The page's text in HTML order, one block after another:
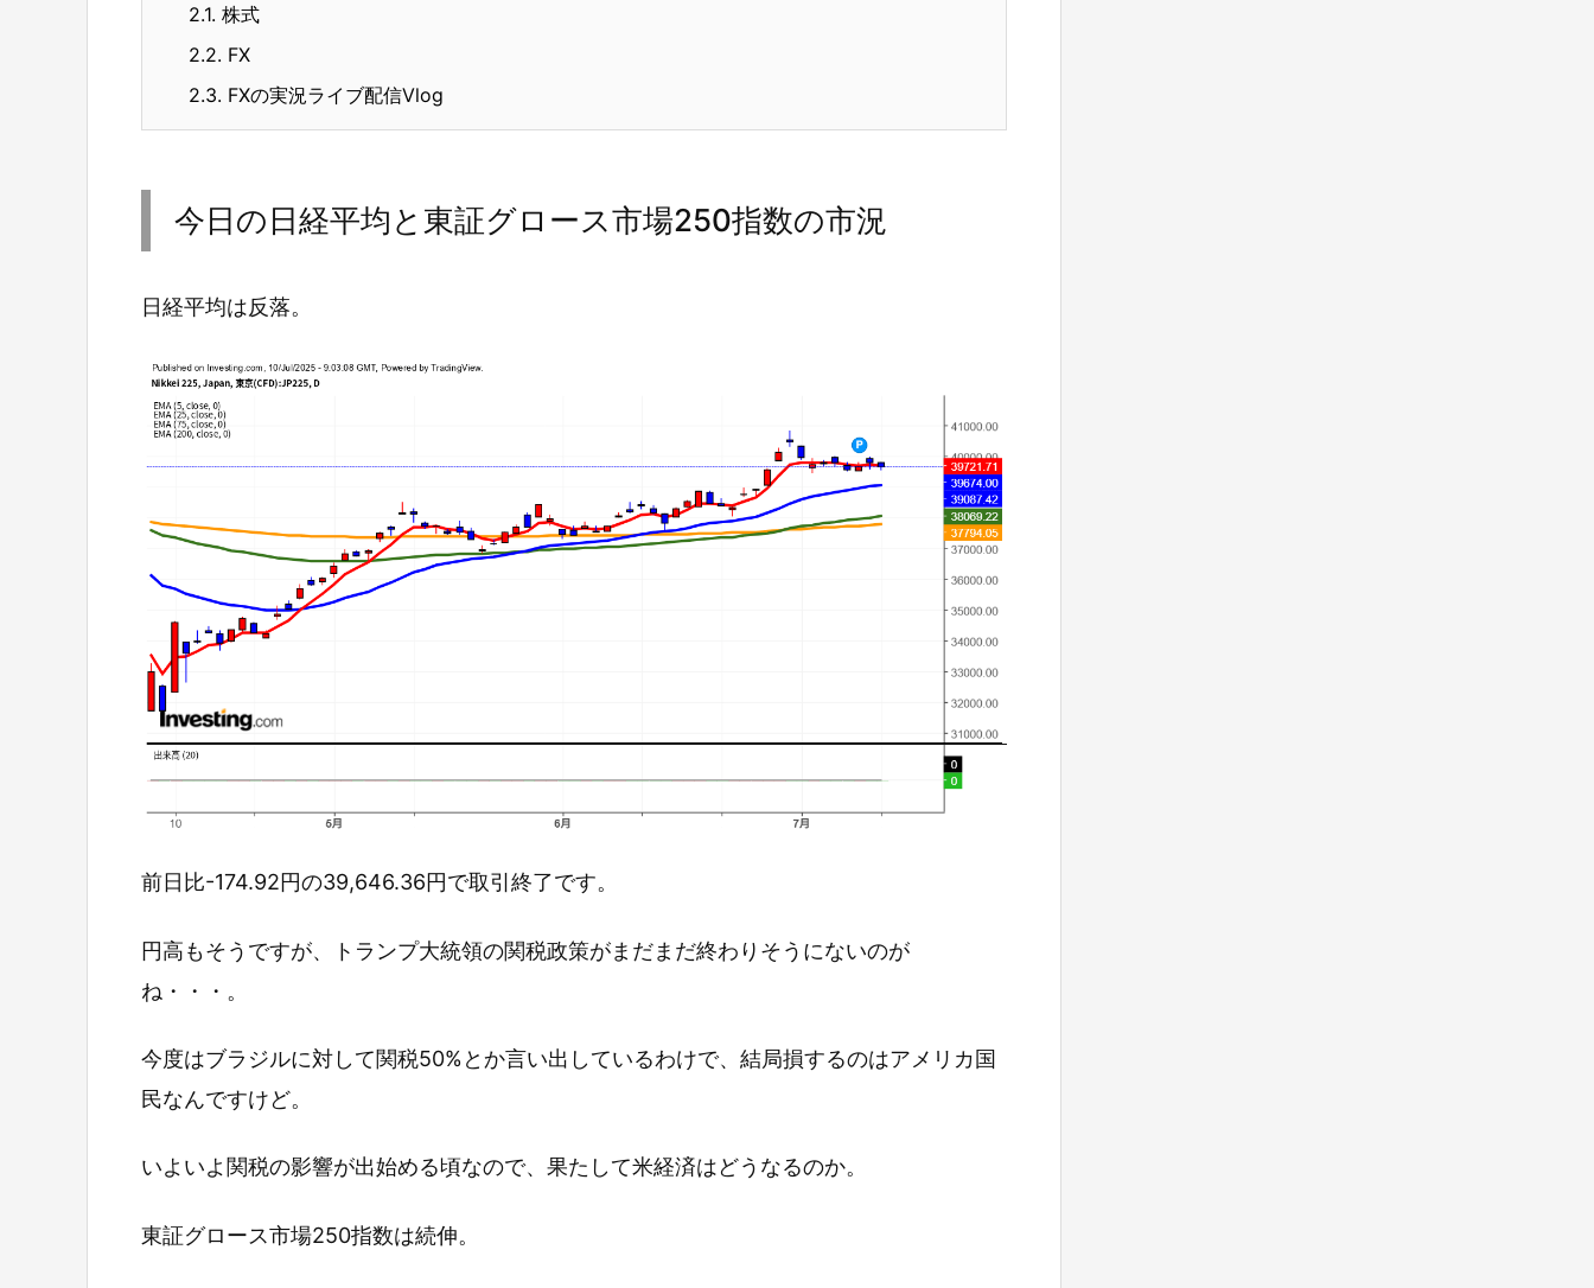
2.1. 株式
2.2. FX
2.3. FXの実況ライブ配信Vlog
今日の日経平均と東証グロース市場250指数の市況
日経平均は反落。
前日比-174.92円の39,646.36円で取引終了です。
円高もそうですが、トランプ大統領の関税政策がまだまだ終わりそうにないのが
ね・・・。
今度はブラジルに対して関税50%とか言い出しているわけで、結局損するのはアメリカ国
民なんですけど。
いよいよ関税の影響が出始める頃なので、果たして米経済はどうなるのか。
東証グロース市場250指数は続伸。